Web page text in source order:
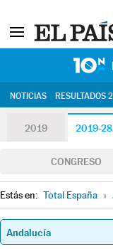
NOTICIAS RESULTADOS
2019 2019-
CONGRESO
Estás en: Total España »